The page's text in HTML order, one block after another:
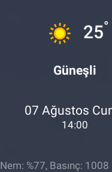
25°
Güneşli
07 Ağustos
14:00
Nem: %77, Basınç: 1008